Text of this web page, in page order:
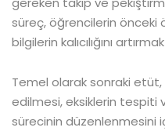
süreç, öğrencilerin
bilgilerin kalıcılığını
Temel olarak sonraki
edilmesi, eksiklerin tespiti
sürecinin düzenlenmesini